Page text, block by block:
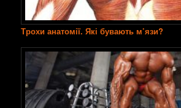
Трохи анатомії. Які бувають м’язи?